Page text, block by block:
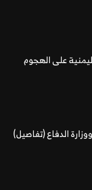
على الهجوم
الدفاع (تفاصيل)